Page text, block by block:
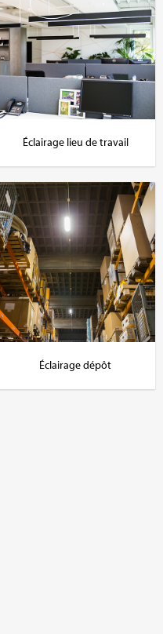
Éclairage lieu de travail
Éclairage dépôt